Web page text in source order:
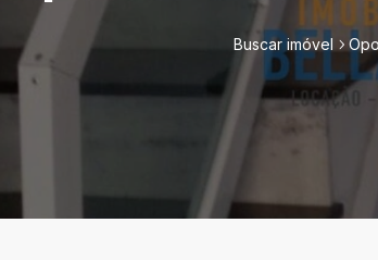
Buscar imóvel